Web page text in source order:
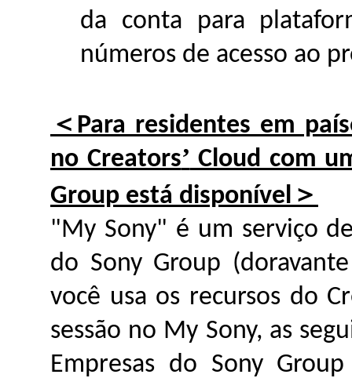
da conta para
números de acesso ao
＜ Para residentes em
no Creators’ Cloud com
Group está disponível ＞
"My Sony" é um serviço
do Sony Group
você usa os recursos do
sessão no My Sony, as
Empresas do Sony